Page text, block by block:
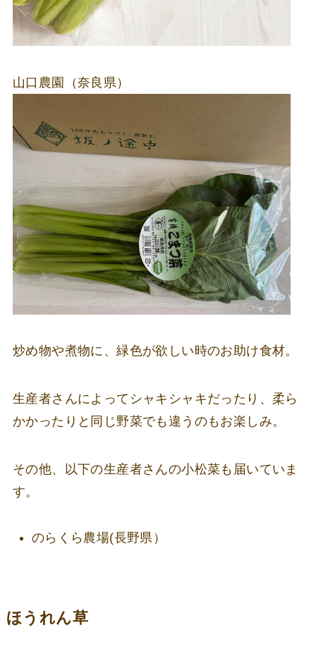
山口農園（奈良県）
炒め物や煮物に、緑色が欲しい時のお助け食材。
生産者さんによってシャキシャキだったり、柔ら
かかったりと同じ野菜でも違うのもお楽しみ。
その他、以下の生産者さんの小松菜も届いていま
す。
のらくら農場(長野県）
ほうれん草